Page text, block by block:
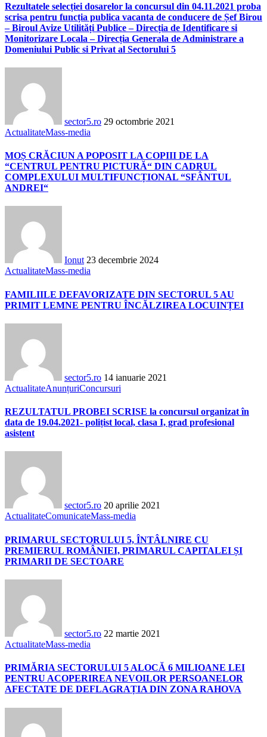
Rezultatele selecției dosarelor la concursul din 04.11.2021 proba
scrisa pentru funcția publica vacanta de conducere de Șef Birou
– Biroul Avize Utilități Publice – Direcția de Identificare si
Monitorizare Locala – Direcția Generala de Administrare a
Domeniului Public si Privat al Sectorului 5
sector5.ro 29 octombrie 2021
ActualitateMass-media
MOȘ CRĂCIUN A POPOSIT LA COPIII DE LA
“CENTRUL PENTRU PICTURĂ“ DIN CADRUL
COMPLEXULUI MULTIFUNCȚIONAL “SFÂNTUL
ANDREI“
Ionut 23 decembrie 2024
ActualitateMass-media
FAMILIILE DEFAVORIZATE DIN SECTORUL 5 AU
PRIMIT LEMNE PENTRU ÎNCĂLZIREA LOCUINȚEI
sector5.ro 14 ianuarie 2021
ActualitateAnunțuriConcursuri
REZULTATUL PROBEI SCRISE la concursul organizat în
data de 19.04.2021- polițist local, clasa I, grad profesional
asistent
sector5.ro 20 aprilie 2021
ActualitateComunicateMass-media
PRIMARUL SECTORULUI 5, ÎNTÂLNIRE CU
PREMIERUL ROMÂNIEI, PRIMARUL CAPITALEI ȘI
PRIMARII DE SECTOARE
sector5.ro 22 martie 2021
ActualitateMass-media
PRIMĂRIA SECTORULUI 5 ALOCĂ 6 MILIOANE LEI
PENTRU ACOPERIREA NEVOILOR PERSOANELOR
AFECTATE DE DEFLAGRAȚIA DIN ZONA RAHOVA